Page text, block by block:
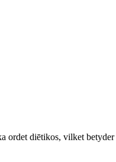
ordet diētikos, vilket